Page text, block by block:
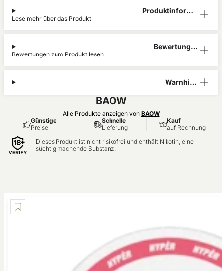
Produktinform
Lese mehr über das Produkt
Bewertunge
Bewertungen zum Produkt lesen
Warnhinw
BAOW
Alle Produkte anzeigen von BAOW
Günstige
Preise
Schnelle
Lieferung
Kauf
auf Rechnung
Dieses Produkt ist nicht risikofrei und enthält Nikotin, eine
süchtig machende Substanz.